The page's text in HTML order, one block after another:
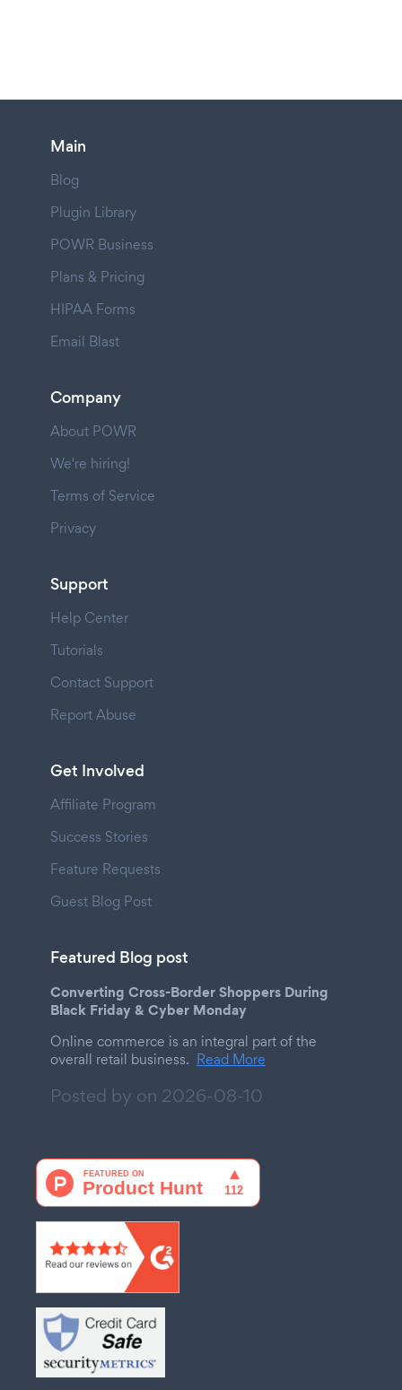
Main
Blog
Plugin Library
POWR Business
Plans & Pricing
HIPAA Forms
Email Blast
Company
About POWR
We're hiring!
Terms of Service
Privacy
Support
Help Center
Tutorials
Contact Support
Report Abuse
Get Involved
Affiliate Program
Success Stories
Feature Requests
Guest Blog Post
Featured Blog post
Converting Cross-Border Shoppers During
Black Friday & Cyber Monday
Online commerce is an integral part of the
overall retail business. Read More
Posted by on 2026-08-10